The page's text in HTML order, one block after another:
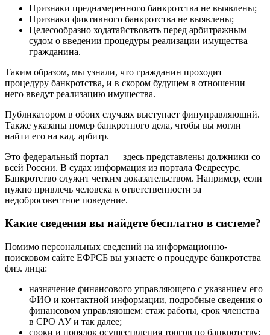
Признаки преднамеренного банкротства не выявлены;
Признаки фиктивного банкротства не выявлены;
Целесообразно ходатайствовать перед арбитражным
судом о введении процедуры реализации имущества
гражданина.
Таким образом, мы узнали, что гражданин проходит
процедуру банкротства, и в скором будущем в отношении
него введут реализацию имущества.
Публикатором в обоих случаях выступает финуправляющий.
Также указаны номер банкротного дела, чтобы вы могли
найти его на кад. арбитр.
Это федеральный портал — здесь представлены должники со
всей России. В судах информация из портала Федресурс.
Банкротство служит четким доказательством. Например, если
нужно привлечь человека к ответственности за
недобросовестное поведение.
Какие сведения вы найдете бесплатно в системе?
Помимо персональных сведений на информационно-
поисковом сайте ЕФРСБ вы узнаете о процедуре банкротства
физ. лица:
назначение финансового управляющего с указанием его
ФИО и контактной информации, подробные сведения о
финансовом управляющем: стаж работы, срок членства
в СРО АУ и так далее;
сроки и порядок осуществления торгов по банкротству;